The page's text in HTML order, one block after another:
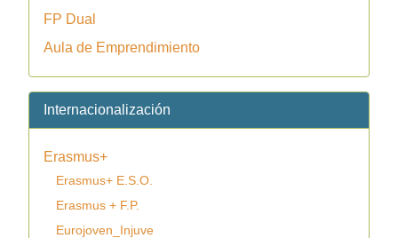
FP Dual
Aula de Emprendimiento
Internacionalización
Erasmus+
Erasmus+ E.S.O.
Erasmus + F.P.
Eurojoven_Injuve